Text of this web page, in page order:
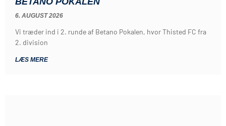
6. AUGUST 2026
Vi træder ind i 2. runde af Betano Pokalen, hvor Thisted FC fra
2. division
LÆS MERE